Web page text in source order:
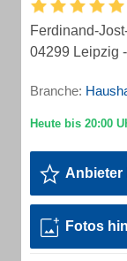
Ferdinand-
04299 Leipzig
Branche:
Anbieter
Fotos